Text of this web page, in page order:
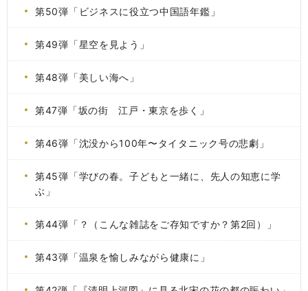
第50弾「ビジネスに役立つ中国語年鑑」
第49弾「星空を見よう」
第48弾「美しい海へ」
第47弾「坂の街 江戸・東京を歩く」
第46弾「沈没から100年〜タイタニック号の悲劇」
第45弾「学びの春。子どもと一緒に、先人の知恵に学
ぶ」
第44弾「？（こんな雑誌をご存知ですか？第2回）」
第43弾「温泉を愉しみながら健康に」